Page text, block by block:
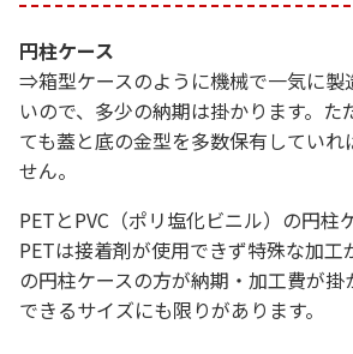
円柱ケース
⇒箱型ケースのように機械で一気に製
いので、多少の納期は掛かります。た
ても蓋と底の金型を多数保有していれ
せん。
PETとPVC（ポリ塩化ビニル）の円柱
PETは接着剤が使用できず特殊な加工
の円柱ケースの方が納期・加工費が掛
できるサイズにも限りがあります。